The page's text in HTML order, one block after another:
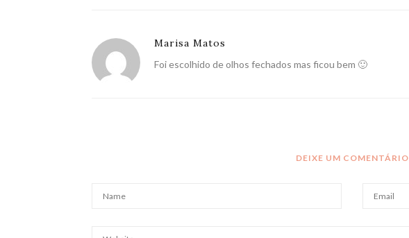
Marisa Matos
Foi escolhido de olhos fechados mas ficou bem 🙂
DEIXE UM COMENTÁRIO